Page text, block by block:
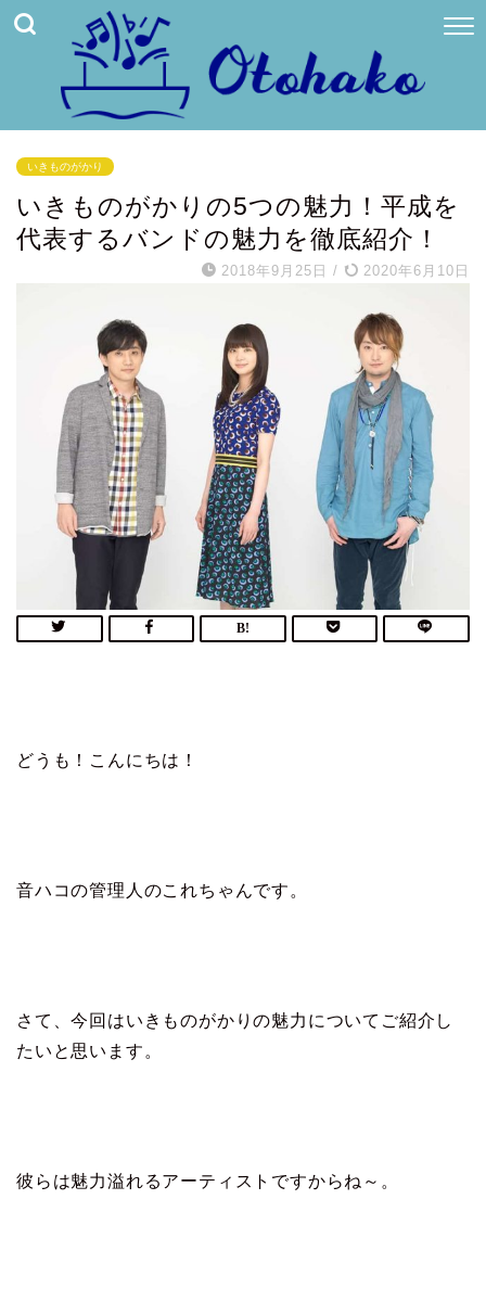
いきものがかり
いきものがかりの5つの魅力！平成を
代表するバンドの魅力を徹底紹介！
2018年9月25日 / 2020年6月10日
どうも！こんにちは！
音ハコの管理人のこれちゃんです。
さて、今回はいきものがかりの魅力についてご紹介し
たいと思います。
彼らは魅力溢れるアーティストですからね～。